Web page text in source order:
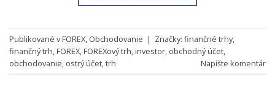
Publikované vFOREX Obchodovanie | Značky: finančné trhy,
finančný trh FOREX FOREXový trh investor obchodný účet
obchodovanie ostrý účet trh Napíšte komentár